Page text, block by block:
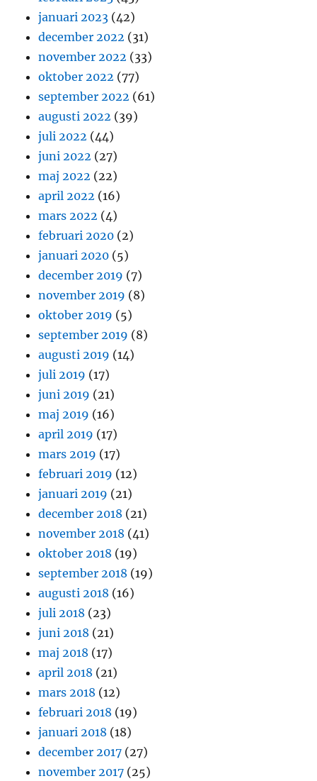
januari 2023 (42)
december 2022 (31)
november 2022 (33)
oktober 2022 (77)
september 2022 (61)
augusti 2022 (39)
juli 2022 (44)
juni 2022 (27)
maj 2022 (22)
april 2022 (16)
mars 2022 (4)
februari 2020 (2)
januari 2020 (5)
december 2019 (7)
november 2019 (8)
oktober 2019 (5)
september 2019 (8)
augusti 2019 (14)
juli 2019 (17)
juni 2019 (21)
maj 2019 (16)
april 2019 (17)
mars 2019 (17)
februari 2019 (12)
januari 2019 (21)
december 2018 (21)
november 2018 (41)
oktober 2018 (19)
september 2018 (19)
augusti 2018 (16)
juli 2018 (23)
juni 2018 (21)
maj 2018 (17)
april 2018 (21)
mars 2018 (12)
februari 2018 (19)
januari 2018 (18)
december 2017 (27)
november 2017 (25)